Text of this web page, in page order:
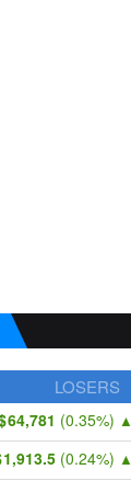
LOSERS
64,781 (0.35%) ▲
1,913.5 (0.24%) ▲